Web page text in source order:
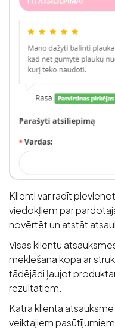
Klienti var radīt
viedokļiem par
novērtēt un atstāt
Visas klientu
meklēšanā kopā ar
tādējādi ļaujot
rezultātiem.
Katra klienta
veiktajiem